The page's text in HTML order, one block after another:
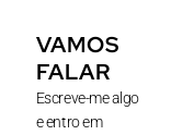
VAMOS
FALAR
Escreve-me algo
e entro em